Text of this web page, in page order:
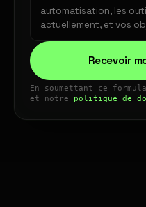
Recevoir
En soumettant ce
et notre politique de